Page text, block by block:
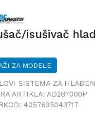
isušivač
ZA MODELE
SISTEMA ZA
ARTIKLA: AD287000P
4057635043717